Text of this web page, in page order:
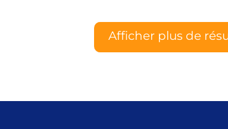
Afficher plus de